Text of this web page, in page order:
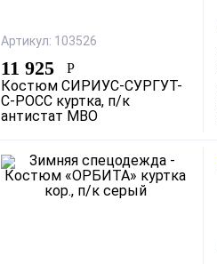
Артикул: 103526
11 925 Р
Костюм СИРИУС-СУРГУТ-
С-РОСС куртка, п/к
антистат МВО